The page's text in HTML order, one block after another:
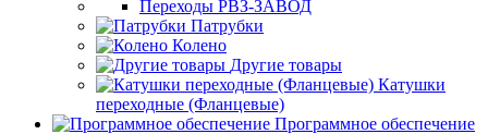
Переходы РВЗ-ЗАВОД
Патрубки
Колено
Другие товары
Катушки
переходные (Фланцевые)
Программное обеспечение